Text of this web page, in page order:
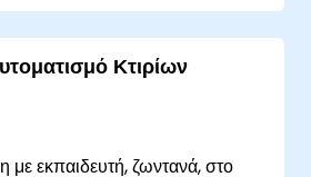
Κτιρίων
με εκπαιδευτή, ζωντανά, στο